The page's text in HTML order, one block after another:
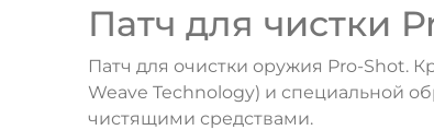
Патч для чистки
Патч для очистки оружия Pro-Shot.
Weave Technology) и специальной
чистящими средствами.